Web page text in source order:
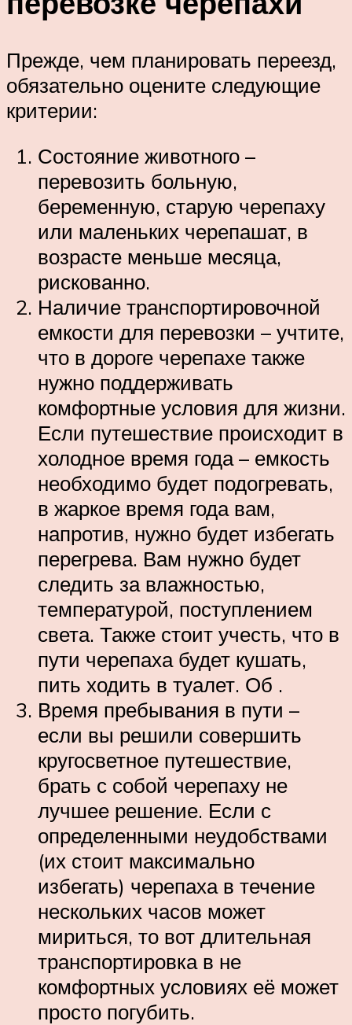
Прежде, чем планировать переезд,
обязательно оцените следующие
критерии:
Состояние животного –
перевозить больную,
беременную, старую черепаху
или маленьких черепашат, в
возрасте меньше месяца,
рискованно.
Наличие транспортировочной
емкости для перевозки – учтите,
что в дороге черепахе также
нужно поддерживать
комфортные условия для жизни.
Если путешествие происходит в
холодное время года – емкость
необходимо будет подогревать,
в жаркое время года вам,
напротив, нужно будет избегать
перегрева. Вам нужно будет
следить за влажностью,
температурой, поступлением
света. Также стоит учесть, что в
пути черепаха будет кушать,
пить ходить в туалет. Об .
Время пребывания в пути –
если вы решили совершить
кругосветное путешествие,
брать с собой черепаху не
лучшее решение. Если с
определенными неудобствами
(их стоит максимально
избегать) черепаха в течение
нескольких часов может
мириться, то вот длительная
транспортировка в не
комфортных условиях её может
просто погубить.